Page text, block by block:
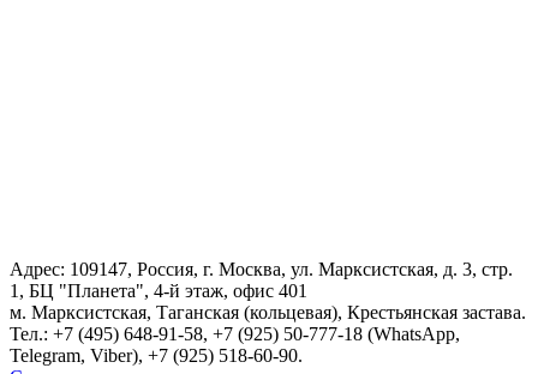
Адрес: 109147, Россия, г. Москва, ул. Марксистская, д. 3, стр.
1, БЦ "Планета", 4-й этаж, офис 401
м. Марксистская, Таганская (кольцевая), Крестьянская застава.
Тел.: +7 (495) 648-91-58, +7 (925) 50-777-18 (WhatsApp,
Telegram, Viber), +7 (925) 518-60-90.